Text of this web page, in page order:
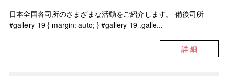
日本全国各司所のさまざまな活動をご紹介します。 備後司所
#gallery-19 { margin: auto; } #gallery-19 .galle...
詳 細